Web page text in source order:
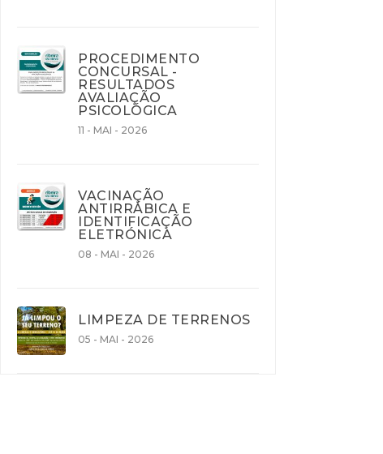
PROCEDIMENTO
CONCURSAL -
RESULTADOS
AVALIAÇÃO
PSICOLÓGICA
11 - MAI - 2026
VACINAÇÃO
ANTIRRÁBICA E
IDENTIFICAÇÃO
ELETRÓNICA
08 - MAI - 2026
LIMPEZA DE TERRENOS
05 - MAI - 2026